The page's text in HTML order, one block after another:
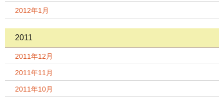
2012年1月
2011
2011年12月
2011年11月
2011年10月